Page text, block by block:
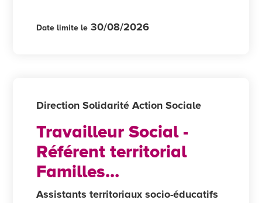
Date limite le 30/08/2026
Direction Solidarité Action Sociale
Travailleur Social -
Référent territorial
Familles
Monoparentales
Assistants territoriaux socio-éducatifs